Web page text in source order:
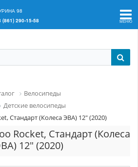
98
(861) 290-15-58
Велосипеды
Детские велосипеды
Стандарт (Колеса ЭВА) 12" (2020)
Rocket, Стандарт (Колеса
12" (2020)